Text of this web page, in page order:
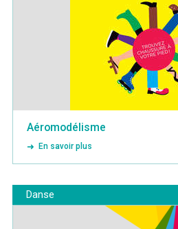
Aéromodélisme
En savoir plus
Danse